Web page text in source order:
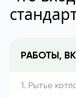
РАБОТЫ,
1. Рытье